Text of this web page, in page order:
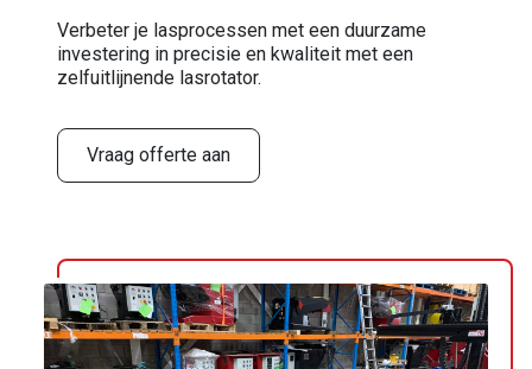
Verbeter je lasprocessen met een duurzame
investering in precisie en kwaliteit met een
zelfuitlijnende lasrotator.
Vraag offerte aan